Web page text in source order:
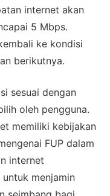
internet akan
5 Mbps.
ke kondisi
berikutnya.
sesuai dengan
oleh pengguna.
memiliki kebijakan
FUP dalam
internet
untuk menjamin